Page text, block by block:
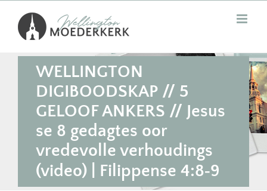
content
WELLINGTON
DIGIBOODSKAP // 5
GELOOF ANKERS // Jesus
se 8 gedagtes oor
vredevolle verhoudings
(video) | Filippense 4:8‐9